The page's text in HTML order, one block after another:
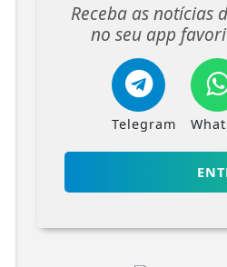
Receba as notícias
no seu app
Telegram